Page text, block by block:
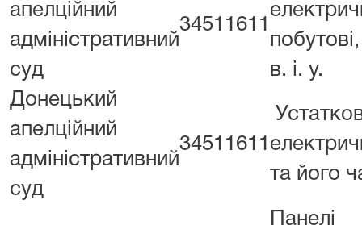
апелційний
адміністративний
суд
34511611
в. і. у.
Донецький
апелційний
адміністративний
суд
34511611
та його
Панелі